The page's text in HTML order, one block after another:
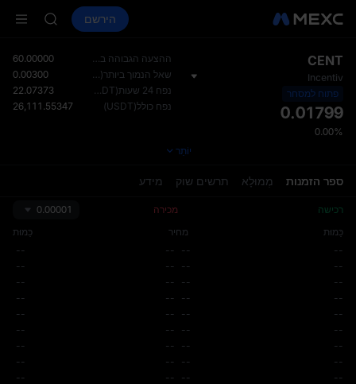
ספוט חוזים עתידייםהירשם
ACE
Aug 10
expiry
SKYAI
ACE
CENT
Incentiv
פתוח למסחר
0.01799
0.00%
ההצעה הגבוהה ביותר(USDT)
60.00000
שאל הנמוך ביותר(USDT)
0.00300
נפח 24 שעות(USDT)
22.07373
נפח כולל(USDT)
26,111.55347
יוֹתֵר
ספר הזמנות מְמוּלָא תרשים שוק מידע
רכישה מכירה
0.00001
כַּמוּת
מחיר כַּמוּת
--
--
--
--
--
--
--
--
--
--
--
--
--
--
--
--
--
--
-- --
-- --
-- --
-- --
-- --
-- --
-- --
-- --
-- --